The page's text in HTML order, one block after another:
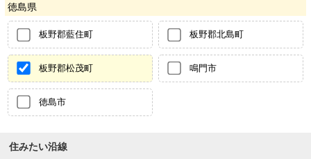
徳島県
板野郡藍住町 板野郡北島町
板野郡松茂町 鳴門市
徳島市
住みたい沿線